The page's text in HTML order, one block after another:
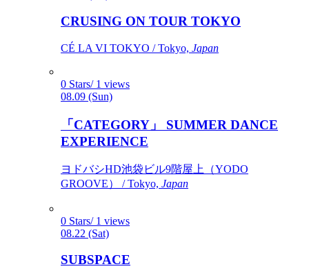
CRUSING ON TOUR TOKYO
CÉ LA VI TOKYO / Tokyo, Japan
0 Stars/ 1 views
08.09 (Sun)
「CATEGORY」 SUMMER DANCE
EXPERIENCE
ヨドバシHD池袋ビル9階屋上（YODO
GROOVE） / Tokyo, Japan
0 Stars/ 1 views
08.22 (Sat)
SUBSPACE